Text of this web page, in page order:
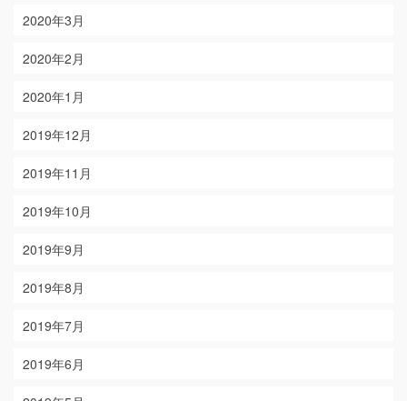
2020年3月
2020年2月
2020年1月
2019年12月
2019年11月
2019年10月
2019年9月
2019年8月
2019年7月
2019年6月